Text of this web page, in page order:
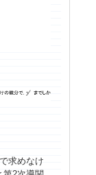
求めなけ